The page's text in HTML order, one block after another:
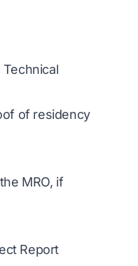
of residency
MRO, if
Report